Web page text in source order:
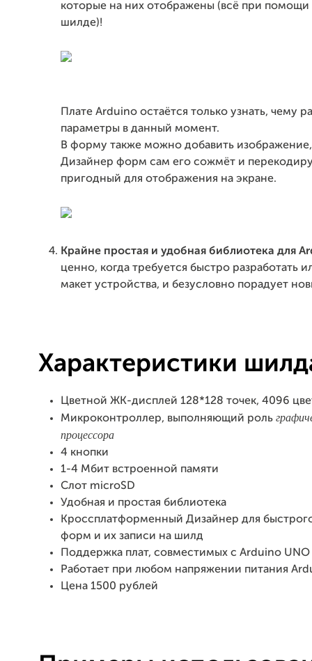
которые на них отображены (всё при помощи
шилде)!
Плате Arduino остаётся только узнать, чему
параметры в данный момент.
В форму также можно добавить
Дизайнер форм сам его сожмёт и
пригодный для отображения на экране.
Крайне простая и удобная библиотека для
ценно, когда требуется быстро разработать
макет устройства, и безусловно порадует
Характеристики
Цветной ЖК-дисплей 128*128 точек, 4096
Микроконтроллер, выполняющий роль
процессора
4 кнопки
1-4 Mбит встроенной памяти
Слот microSD
Удобная и простая библиотека
Кроссплатформенный Дизайнер для
форм и их записи на шилд
Поддержка плат, совместимых с Arduino UNO
Работает при любом напряжении питания
Цена 1500 рублей